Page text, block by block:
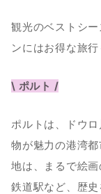
０１｜ポルトガ
０２｜ポルトで
０３｜ポルトガ
観光のベストシ
ンにはお得な旅行
\ ポルト /
ポルトは、ドウ
物が魅力の港湾
地は、まるで絵
鉄道駅など、歴